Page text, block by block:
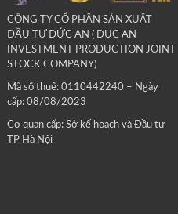
CÔNG TY CỔ PHẦN SẢN XUẤT
ĐẦU TƯ ĐỨC AN ( DUC AN
INVESTMENT PRODUCTION JOINT
STOCK COMPANY)
Mã số thuế: 0110442240 – Ngày
cấp: 08/08/2023
Cơ quan cấp: Sở kế hoạch và Đầu tư
TP Hà Nội